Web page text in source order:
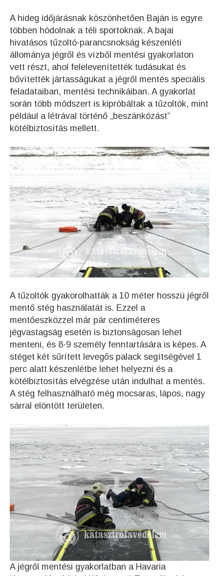
A hideg időjárásnak köszönhetően Baján is egyre
többen hódolnak a téli sportoknak. A bajai
hivatásos tűzoltó-parancsnokság készenléti
állománya jégről és vízből mentési gyakorlaton
vett részt, ahol felelevenítették tudásukat és
bővítették jártasságukat a jégről mentés speciális
feladataiban, mentési technikáiban. A gyakorlat
során több módszert is kipróbáltak a tűzoltók, mint
például a létrával történő „beszánkózást”
kötélbiztosítás mellett.
A tűzoltók gyakorolhatták a 10 méter hosszú jégről
mentő stég használatát is. Ezzel a
mentőeszközzel már pár centiméteres
jégvastagság esetén is biztonságosan lehet
menteni, és 8-9 személy fenntartására is képes. A
stéget két sűrített levegős palack segítségével 1
perc alatt készenlétbe lehet helyezni és a
kötélbiztosítás elvégzése után indulhat a mentés.
A stég felhasználható még mocsaras, lápos, nagy
sárral elöntött területen.
A jégről mentési gyakorlatban a Havaria